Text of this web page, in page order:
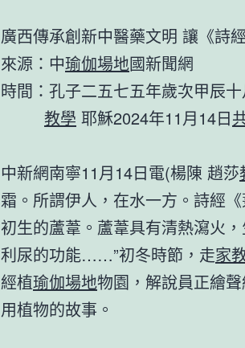
廣西傳承創新中醫藥文明 讓《詩
來源：中瑜伽場地國新聞網
時間：孔子二五七五年歲次甲辰
教學 耶穌2024年11月14日
中新網南寧11月14日電(楊陳 趙莎
霜。所謂伊人，在水一方。詩經
初生的蘆葦。蘆葦具有清熱瀉火
利尿的功能……”初冬時節，走家
經植瑜伽場地物園，解說員正繪
用植物的故事。